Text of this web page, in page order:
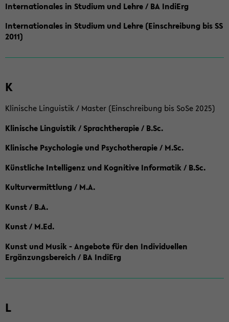
Internationales in Studium und Lehre / BA IndiErg
Internationales in Studium und Lehre (Einschreibung bis SS
2011)
K
Klinische Linguistik / Master (Einschreibung bis SoSe 2025)
Klinische Linguistik / Sprachtherapie / B.Sc.
Klinische Psychologie und Psychotherapie / M.Sc.
Künstliche Intelligenz und Kognitive Informatik / B.Sc.
Kulturvermittlung / M.A.
Kunst / B.A.
Kunst / M.Ed.
Kunst und Musik - Angebote für den Individuellen
Ergänzungsbereich / BA IndiErg
L